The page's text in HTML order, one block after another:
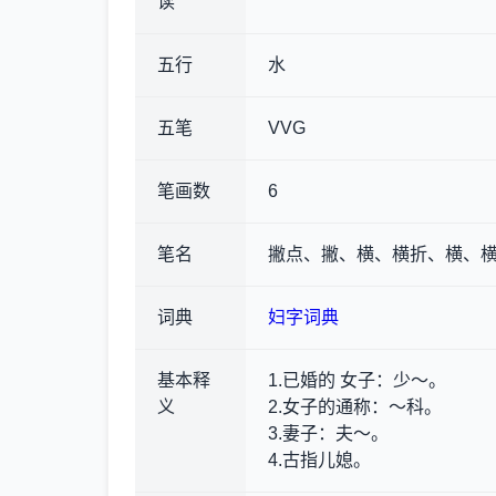
五行 水
五笔 VVG
笔画数 6
笔名 撇点、撇、横、横折、横、
词典 妇字词典
基本释
义
1.已婚的 女子：少～。
2.女子的通称：～科。
3.妻子：夫～。
4.古指儿媳。